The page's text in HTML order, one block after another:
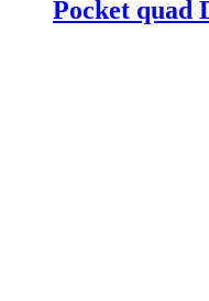
Pocket quad